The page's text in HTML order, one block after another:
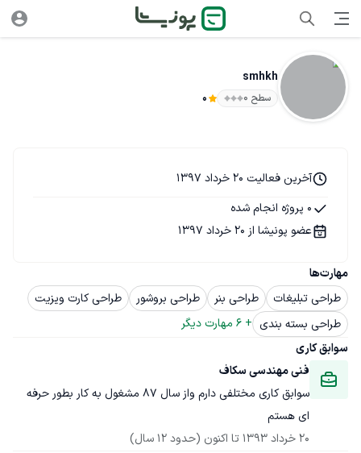
smhkh
سطح ۰ 0
مهارت‌ها
طراحی تبلیغات
طراحی بنر طراحی بروشور
طراحی کارت ویزیت
طراحی بسته بندی +
6 مهارت دیگر
سوابق کاری
فنی مهندسی سکاف
سوابق کاری مختلفی دارم واز سال 87 مشغول به کار بطور حرفه
ای هستم
20 خرداد 1393
تا اکنون (حدود 12 سال)
آخرین فعالیت 20 خرداد 1397
0 پروژه انجام شده
عضو پونیشا از 20 خرداد 1397